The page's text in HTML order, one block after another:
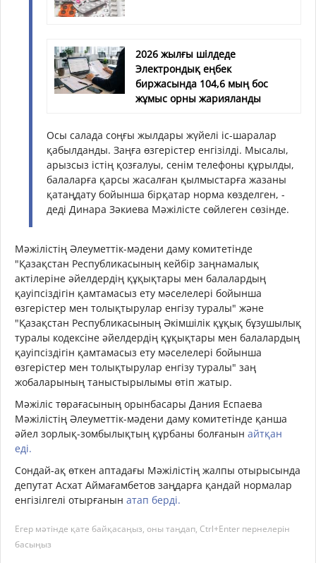
2026 жылғы шілдеде
Электрондық еңбек
биржасында 104,6 мың бос
жұмыс орны жарияланды
Осы салада соңғы жылдары жүйелі іс-шаралар
қабылданды. Заңға өзгерістер енгізілді. Мысалы,
арызсыз істің қозғалуы, сенім телефоны құрылды,
балаларға қарсы жасалған қылмыстарға жазаны
қатаңдату бойынша бірқатар норма көзделген, -
деді Динара Зәкиева Мәжілісте сөйлеген сөзінде.
Мәжілістің Әлеуметтік-мәдени даму комитетінде
"Қазақстан Республикасының кейбір заңнамалық
актілеріне әйелдердің құқықтары мен балалардың
қауіпсіздігін қамтамасыз ету мәселелері бойынша
өзгерістер мен толықтырулар енгізу туралы" және
"Қазақстан Республикасының Әкімшілік құқық бұзушылық
туралы кодексіне әйелдердің құқықтары мен балалардың
қауіпсіздігін қамтамасыз ету мәселелері бойынша
өзгерістер мен толықтырулар енгізу туралы" заң
жобаларының таныстырылымы өтіп жатыр.
Мәжіліс төрағасының орынбасары Дания Еспаева
Мәжілістің Әлеуметтік-мәдени даму комитетінде қанша
әйел зорлық-зомбылықтың құрбаны болғанын айтқан
еді.
Сондай-ақ өткен аптадағы Мәжілістің жалпы отырысында
депутат Асхат Аймағамбетов заңдарға қандай нормалар
енгізілгелі отырғанын атап берді.
Егер мәтінде қате байқасаңыз, оны таңдап, Ctrl+Enter пернелерін
басыңыз